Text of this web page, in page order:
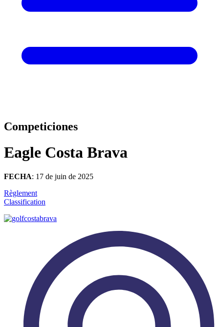
Competiciones
Eagle Costa Brava
FECHA: 17 de juin de 2025
Règlement
Classification